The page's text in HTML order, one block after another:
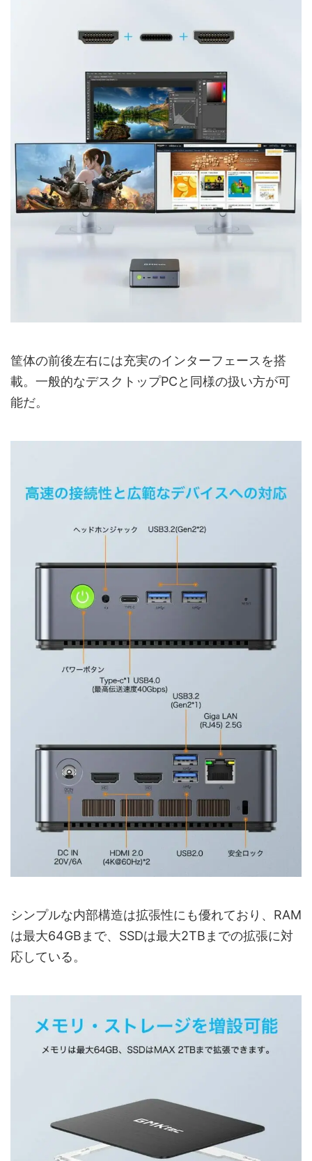
筐体の前後左右には充実のインターフェースを搭
載。一般的なデスクトップPCと同様の扱い方が可
能だ。
シンプルな内部構造は拡張性にも優れており、RAM
は最大64GBまで、SSDは最大2TBまでの拡張に対
応している。